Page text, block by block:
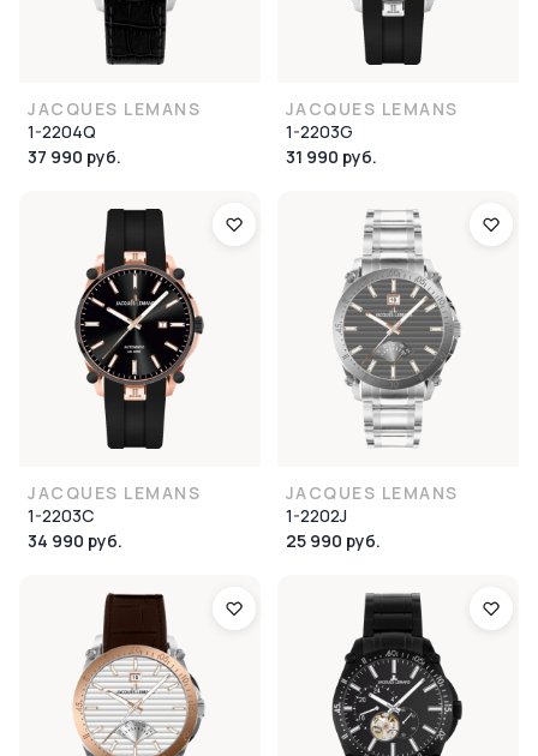
JACQUES LEMANS
1-2204Q
37 990 руб.
JACQUES LEMANS
1-2203G
31 990 руб.
JACQUES LEMANS
1-2203C
34 990 руб.
JACQUES LEMANS
1-2202J
25 990 руб.